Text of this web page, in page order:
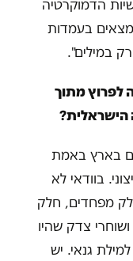
הדמוקרטיה
בעמדות
במילים".
לפרוץ מתוך
הישראלית?
בארץ באמת
בוודאי לא
מפחדים, חלק
צדק שהיו
גנאי. יש